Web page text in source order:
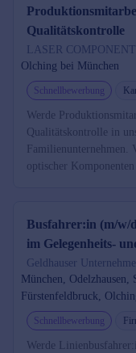
Qualitätskontrolle
LASER
Olching bei München
Schnellbewerbung
Werde
Qualitätskontrolle in
Familienunternehmen.
optischer
Busfahrer:in (m/w/
im Gelegenheits-
Geldhauser
München, Odelzhausen,
Fürstenfeldbruck,
Schnellbewerbung
Werde